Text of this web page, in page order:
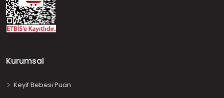
Kurumsal
Keyif Bebesi Puan